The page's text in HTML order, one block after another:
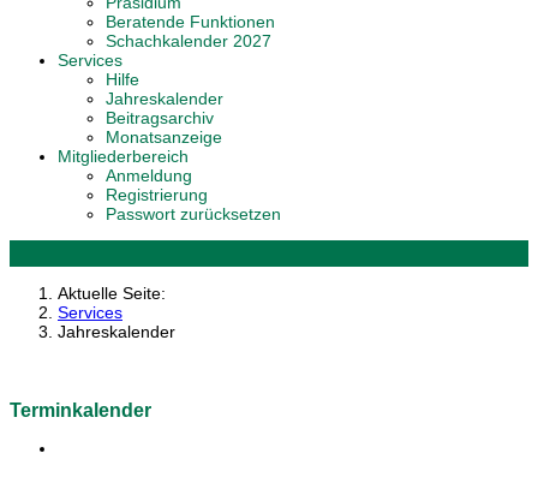
Beratende Funktionen
Schachkalender 2027
Services
Hilfe
Jahreskalender
Beitragsarchiv
Monatsanzeige
Mitgliederbereich
Anmeldung
Registrierung
Passwort zurücksetzen
Aktuelle Seite:
Services
Jahreskalender
Terminkalender